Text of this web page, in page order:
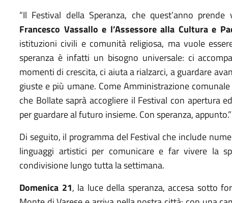
“Il Festival della Speranza, che quest’anno
Francesco Vassallo e l’Assessore alla Cultura e
istituzioni civili e comunità religiosa, ma vuole
speranza è infatti un bisogno universale: ci
momenti di crescita, ci aiuta a rialzarci, a guardare
giuste e più umane. Come Amministrazione
che Bollate saprà accogliere il Festival con apertura
per guardare al futuro insieme. Con speranza, appunto.”
Di seguito, il programma del Festival che include
linguaggi artistici per comunicare e far vivere la
condivisione lungo tutta la settimana.
Domenica 21, la luce della speranza, accesa sotto